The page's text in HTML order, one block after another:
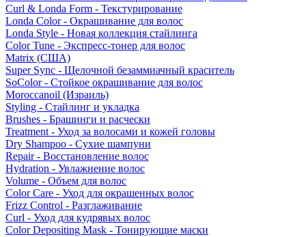
Curl & Londa Form - Текстурирование
Londa Color - Окрашивание для волос
Londa Style - Новая коллекция стайлинга
Color Tune - Экспресс-тонер для волос
Matrix (США)
Super Sync - Щелочной безаммиачный краситель
SoColor - Стойкое окрашивание для волос
Moroccanoil (Израиль)
Styling - Стайлинг и укладка
Brushes - Брашинги и расчески
Treatment - Уход за волосами и кожей головы
Dry Shampoo - Сухие шампуни
Repair - Восстановление волос
Hydration - Увлажнение волос
Volume - Объем для волос
Color Care - Уход для окрашенных волос
Frizz Control - Разглаживание
Curl - Уход для кудрявых волос
Color Depositing Mask - Тонирующие маски